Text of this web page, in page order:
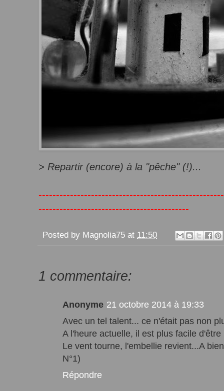
> Repartir (encore) à la "pêche" (!)...
-------------------------------------------
Posted by Magnolia75 at 11:50
1 commentaire:
Anonyme 21 octobre 2014 à 19:33
Avec un tel talent... ce n'était pas non
A l'heure actuelle, il est plus facile
Le vent tourne, l'embellie revient...A
N°1)
Répondre